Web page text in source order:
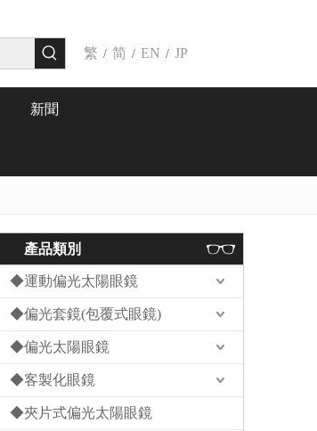
繁 / 简 / EN / JP
新聞
產品類別
◆運動偏光太陽眼鏡
◆偏光套鏡(包覆式眼鏡)
◆偏光太陽眼鏡
◆客製化眼鏡
◆夾片式偏光太陽眼鏡